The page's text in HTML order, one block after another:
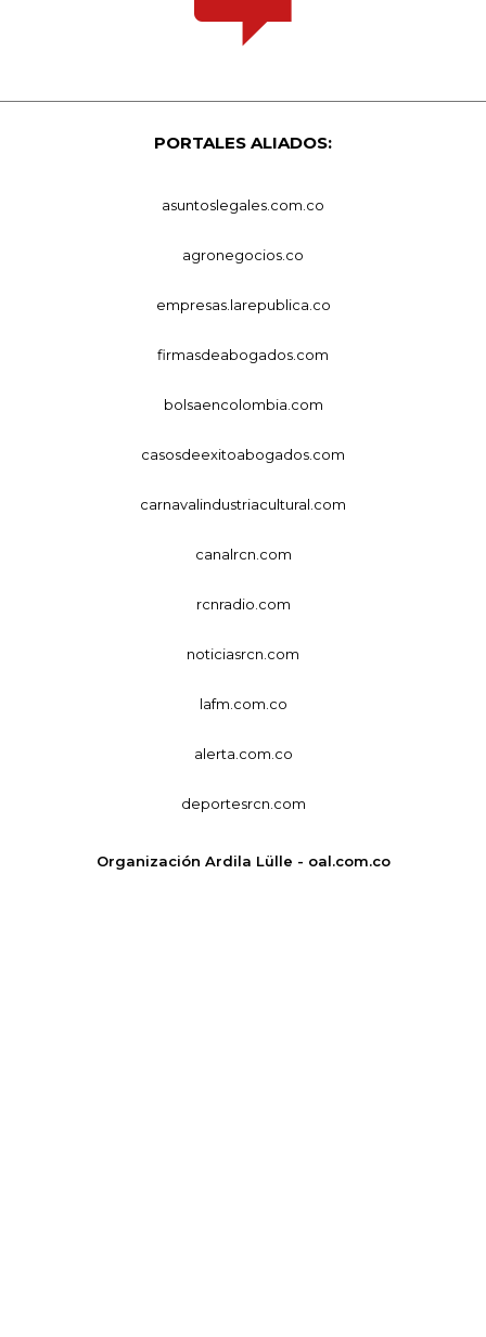
PORTALES ALIADOS:
asuntoslegales.com.co
agronegocios.co
empresas.larepublica.co
firmasdeabogados.com
bolsaencolombia.com
casosdeexitoabogados.com
carnavalindustriacultural.com
canalrcn.com
rcnradio.com
noticiasrcn.com
lafm.com.co
alerta.com.co
deportesrcn.com
Organización Ardila Lülle - oal.com.co